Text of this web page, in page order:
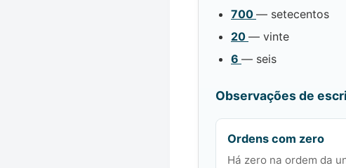
700 — setecentos
20 — vinte
6 — seis
Observações de
Ordens com zero
Há zero na ordem da